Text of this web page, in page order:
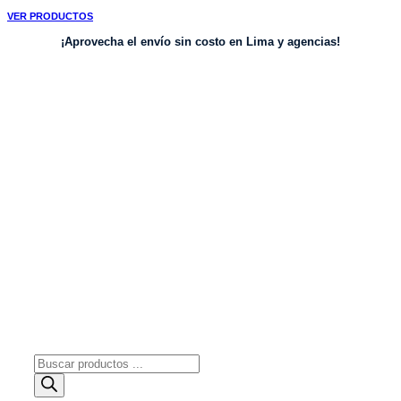
Ir
VER PRODUCTOS
¡Aprovecha el envío sin costo en Lima y agencias!
Búsqueda
de
productos